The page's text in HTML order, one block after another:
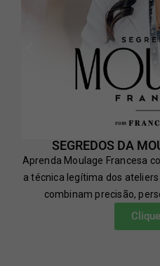
SEGREDOS DA
Aprenda Moulage Francesa
a técnica legítima dos
combinam precisão,